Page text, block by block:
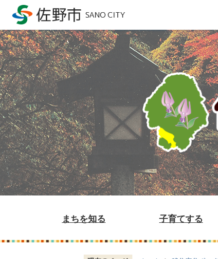
まちを知る 子育てする